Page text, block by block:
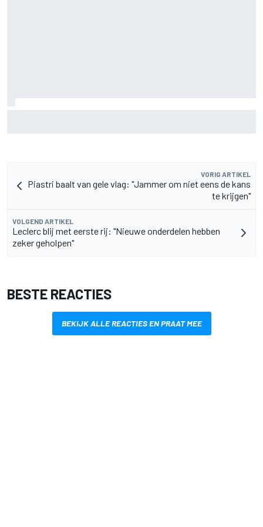
VORIG ARTIKEL
Piastri baalt van gele vlag: "Jammer om niet eens de kans
te krijgen"
VOLGEND ARTIKEL
Leclerc blij met eerste rij: "Nieuwe onderdelen hebben
zeker geholpen"
BESTE REACTIES
BEKIJK ALLE REACTIES EN PRAAT MEE